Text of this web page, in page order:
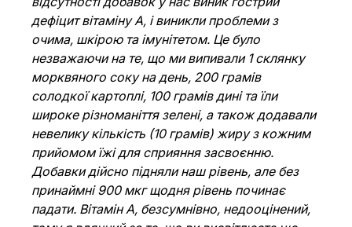
дефіцит вітаміну А, і виникли проблеми з
очима, шкірою та імунітетом. Це було
незважаючи на те, що ми випивали 1 склянку
морквяного соку на день, 200 грамів
солодкої картоплі, 100 грамів дині та їли
широке різноманіття зелені, а також додавали
невелику кількість (10 грамів) жиру з кожним
прийомом їжі для сприяння засвоєнню.
Добавки дійсно підняли наш рівень, але без
принаймні 900 мкг щодня рівень починає
падати. Вітамін А, безсумнівно, недооцінений,